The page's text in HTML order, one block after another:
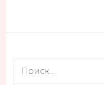
Найти: